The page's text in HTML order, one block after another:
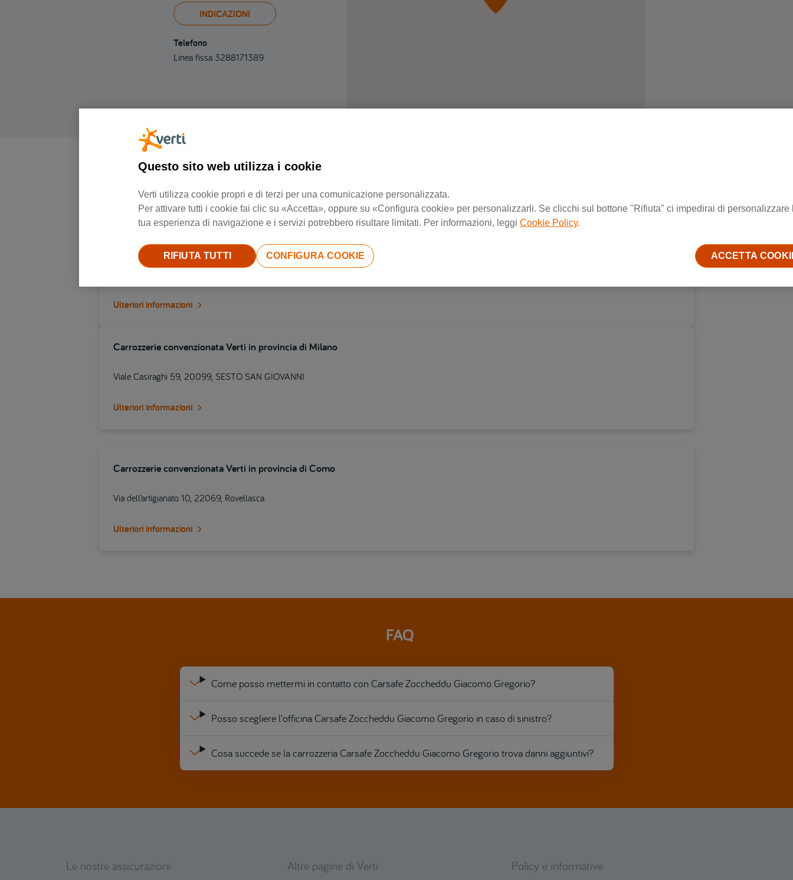
INDICAZIONI
Telefono
Linea fissa 3288171389
Negozi di riparazione più vicini
Carrozzerie convenzionata Verti in provincia di Brescia
Ulteriori informazioni
Carrozzerie convenzionata Verti in provincia di Milano
Viale Casiraghi 59, 20099, SESTO SAN GIOVANNI
Ulteriori informazioni
Carrozzerie convenzionata Verti in provincia di Como
Via dell’artigianato 10, 22069, Rovellasca
Ulteriori informazioni
FAQ
Come posso mettermi in contatto con Carsafe Zoccheddu Giacomo Gregorio?
Posso scegliere l'officina Carsafe Zoccheddu Giacomo Gregorio in caso di sinistro?
Cosa succede se la carrozzeria Carsafe Zoccheddu Giacomo Gregorio trova danni aggiuntivi?
Le nostre assicurazioni Altre pagine di Verti Policy e informative
Questo sito web utilizza i cookie
Verti utilizza cookie propri e di terzi per una comunicazione personalizzata.
Per attivare tutti i cookie fai clic su «Accetta», oppure su «Configura cookie» per personalizzarli. Se clicchi sul bottone "Rifiuta" ci impedirai di personalizzare
tua esperienza di navigazione e i servizi potrebbero risultare limitati. Per informazioni, leggiCookie Policy.
CONFIGURA COOKIE
RIFIUTA TUTTI ACCETTA